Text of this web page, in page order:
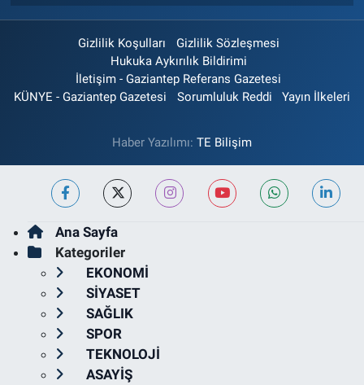
Gizlilik Koşulları
Gizlilik Sözleşmesi
Hukuka Aykırılık Bildirimi
İletişim - Gaziantep Referans Gazetesi
KÜNYE - Gaziantep Gazetesi
Sorumluluk Reddi Yayın İlkeleri
Haber Yazılımı: TE Bilişim
Ana Sayfa
Kategoriler
EKONOMİ
SİYASET
SAĞLIK
SPOR
TEKNOLOJİ
ASAYİŞ